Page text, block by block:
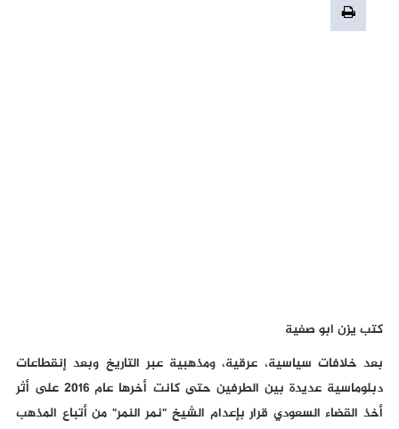
كتب يزن ابو صفية
بعد خلافات سياسية، عرقية، ومذهبية عبر التاريخ وبعد إنقطاعات
دبلوماسية عديدة بين الطرفين حتى كانت أخرها عام 2016 على أثر
أخذ القضاء السعودي قرار بإعدام الشيخ "نمر النمر" من أتباع المذهب